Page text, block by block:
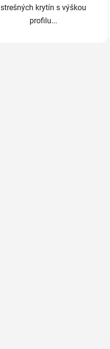
strešných krytín s výškou
profilu...